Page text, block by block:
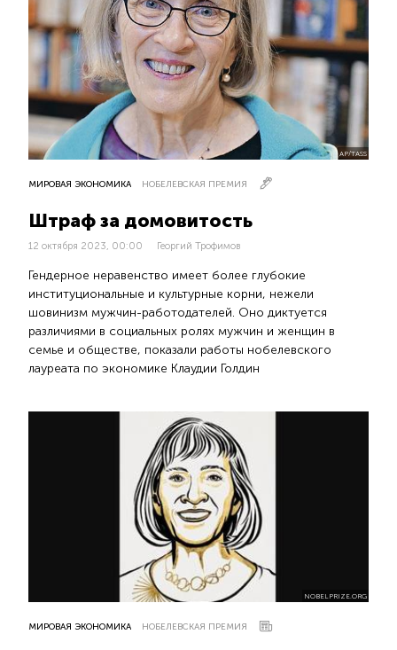
МИРОВАЯ ЭКОНОМИКА НОБЕЛЕВСКАЯ ПРЕМИЯ
Штраф за домовитость
12 октября 2023, 00:00 Георгий Трофимов
Гендерное неравенство имеет более глубокие
институциональные и культурные корни, нежели
шовинизм мужчин-работодателей. Оно диктуется
различиями в социальных ролях мужчин и женщин в
семье и обществе, показали работы нобелевского
лауреата по экономике Клаудии Голдин
AP/TASS
NOBELPRIZE.ORG
МИРОВАЯ ЭКОНОМИКА НОБЕЛЕВСКАЯ ПРЕМИЯ